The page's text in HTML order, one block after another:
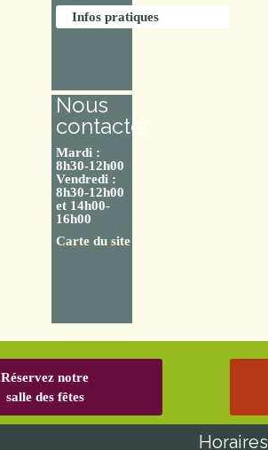
Infos pratiques
Nous
contacter
Mardi :
8h30-12h00
Vendredi :
8h30-12h00
et 14h00-
16h00
Carte du site
Réservez notre
salle des fêtes
Horaires